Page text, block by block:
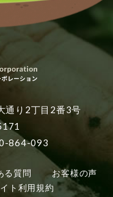
通り2丁目2番3号
864-093
る質問
お客様の声
ト利用規約